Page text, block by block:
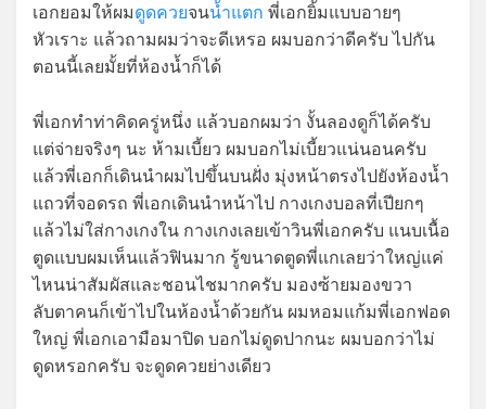
เอกยอมให้ผมดูดควยจนน้ำแตก พี่เอกยิ้มแบบอายๆ
หัวเราะ แล้วถามผมว่าจะดีเหรอ ผมบอกว่าดีครับ ไปกัน
ตอนนี้เลยมั้ยที่ห้องน้ำก็ได้
พี่เอกทำท่าคิดครู่หนึ่ง แล้วบอกผมว่า งั้นลองดูก็ได้ครับ
แต่จ่ายจริงๆ นะ ห้ามเบี้ยว ผมบอกไม่เบี้ยวแน่นอนครับ
แล้วพี่เอกก็เดินนำผมไปขึ้นบนฝั่ง มุ่งหน้าตรงไปยังห้องน้ำ
แถวที่จอดรถ พี่เอกเดินนำหน้าไป กางเกงบอลที่เปียกๆ
แล้วไม่ใส่กางเกงใน กางเกงเลยเข้าวินพี่เอกครับ แนบเนื้อ
ตูดแบบผมเห็นแล้วฟินมาก รู้ขนาดตูดพี่แกเลยว่าใหญ่แค่
ไหนน่าสัมผัสและชอนไชมากครับ มองซ้ายมองขวา
ลับตาคนก็เข้าไปในห้องน้ำด้วยกัน ผมหอมแก้มพี่เอกฟอด
ใหญ่ พี่เอกเอามือมาปิด บอกไม่ดูดปากนะ ผมบอกว่าไม่
ดูดหรอกครับ จะดูดควยย่างเดียว